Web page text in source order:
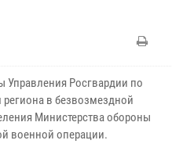
Управления Росгвардии по
в безвозмездной
Министерства обороны
военной операции.